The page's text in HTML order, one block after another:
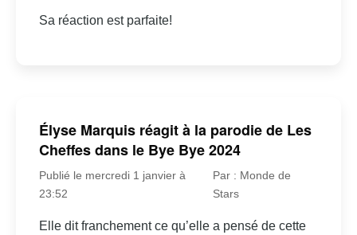
Sa réaction est parfaite!
Élyse Marquis réagit à la parodie de Les
Cheffes dans le Bye Bye 2024
Publié le mercredi 1 janvier à
23:52
Par : Monde de
Stars
Elle dit franchement ce qu’elle a pensé de cette